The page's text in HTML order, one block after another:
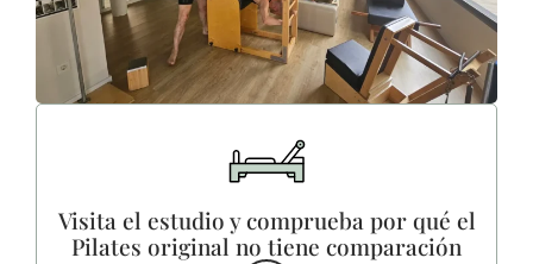
Visita el estudio y comprueba por qué el
Pilates original no tiene comparación